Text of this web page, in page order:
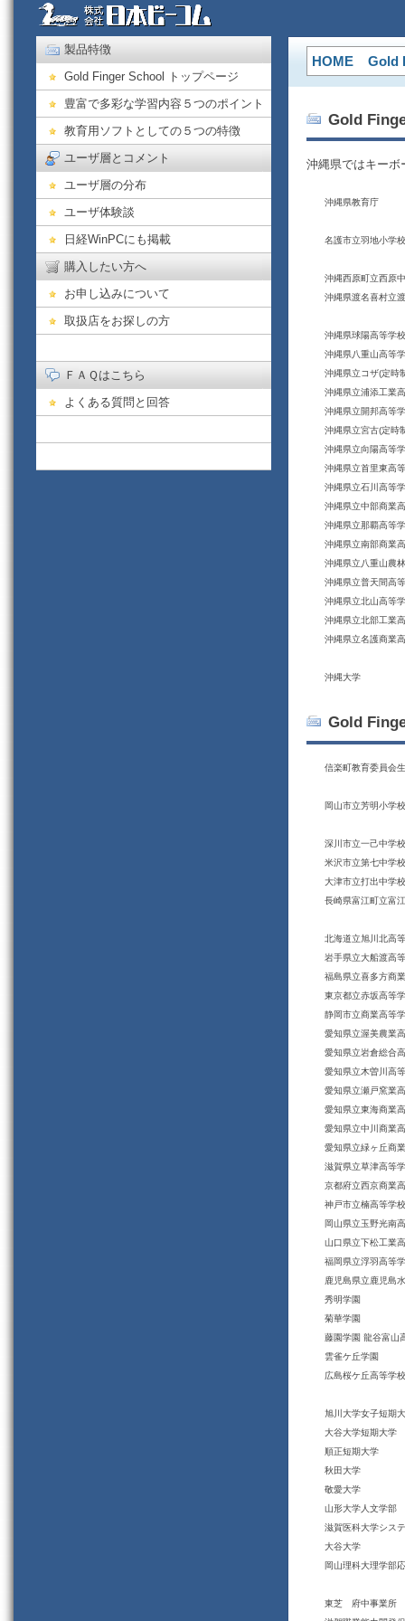
製品特徴
Gold Finger School トップページ
豊富で多彩な学習内容５つのポイント
教育用ソフトとしての５つの特徴
ユーザ層とコメント
ユーザ層の分布
ユーザ体験談
日経WinPCにも掲載
購入したい方へ
お申し込みについて
取扱店をお探しの方
ＦＡＱはこちら
よくある質問と回答
HOME Gold
Gold
沖縄県ではキーボ
沖縄県教育庁
名護市立羽地小学校
沖縄西原町立西原
沖縄県渡名喜村立
沖縄県球陽高等学校
沖縄県八重山高等
沖縄県立コザ(定時
沖縄県立浦添工業
沖縄県立開邦高等
沖縄県立宮古(定時
沖縄県立向陽高等
沖縄県立首里東高
沖縄県立石川高等
沖縄県立中部商業
沖縄県立那覇高等
沖縄県立南部商業
沖縄県立八重山農
沖縄県立普天間高
沖縄県立北山高等
沖縄県立北部工業
沖縄県立名護商業
沖縄大学
Gold
信楽町教育委員会
岡山市立芳明小学校
深川市立一己中学校
米沢市立第七中学校
大津市立打出中学校
長崎県富江町立富
北海道立旭川北高
岩手県立大船渡高
福島県立喜多方商
東京都立赤坂高等
静岡市立商業高等
愛知県立渥美農業
愛知県立岩倉総合
愛知県立木曽川高
愛知県立瀬戸窯業
愛知県立東海商業
愛知県立中川商業
愛知県立緑ヶ丘商
滋賀県立草津高等
京都府立西京商業
神戸市立楠高等学校
岡山県立玉野光南
山口県立下松工業
福岡県立浮羽高等
鹿児島県立鹿児島
秀明学園
菊華学園
藤園学園 龍谷富山
雲雀ケ丘学園
広島桜ケ丘高等学校
旭川大学女子短期
大谷大学短期大学
順正短期大学
秋田大学
敬愛大学
山形大学人文学部
滋賀医科大学シス
大谷大学
岡山理科大理学部
東芝 府中事業所